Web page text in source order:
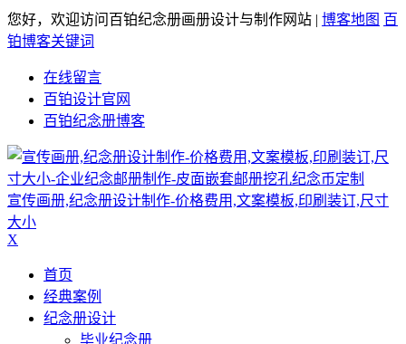
您好，欢迎访问百铂纪念册画册设计与制作网站 | 博客地图 百
铂博客关键词
在线留言
百铂设计官网
百铂纪念册博客
宣传画册,纪念册设计制作-价格费用,文案模板,印刷装订,尺寸
大小
X
首页
经典案例
纪念册设计
毕业纪念册